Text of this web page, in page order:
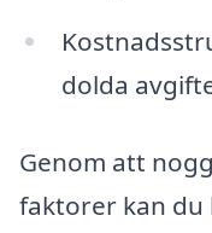
dolda
Genom att
faktorer kan